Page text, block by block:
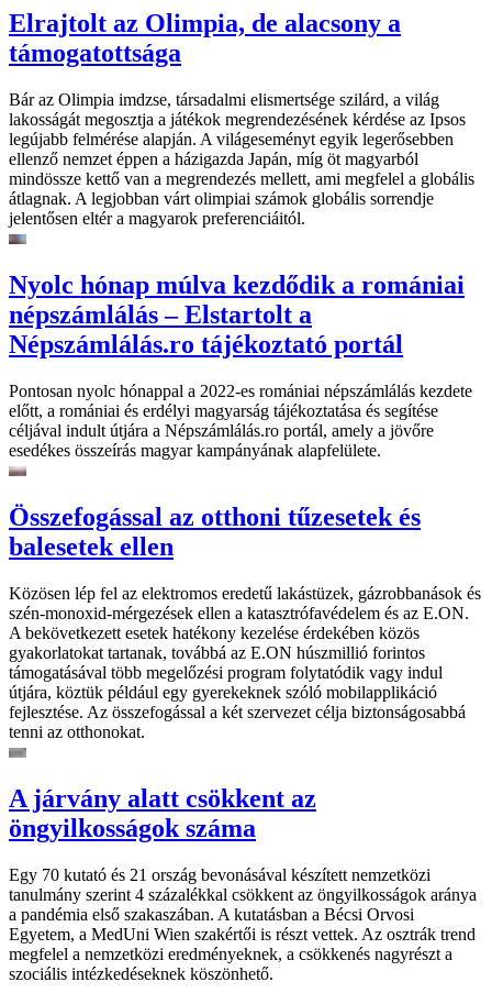
Elrajtolt az Olimpia, de alacsony a
támogatottsága
Bár az Olimpia imdzse, társadalmi elismertsége szilárd, a világ
lakosságát megosztja a játékok megrendezésének kérdése az Ipsos
legújabb felmérése alapján. A világeseményt egyik legerősebben
ellenző nemzet éppen a házigazda Japán, míg öt magyarból
mindössze kettő van a megrendezés mellett, ami megfelel a globális
átlagnak. A legjobban várt olimpiai számok globális sorrendje
jelentősen eltér a magyarok preferenciáitól.
Nyolc hónap múlva kezdődik a romániai
népszámlálás – Elstartolt a
Népszámlálás.ro tájékoztató portál
Pontosan nyolc hónappal a 2022-es romániai népszámlálás kezdete
előtt, a romániai és erdélyi magyarság tájékoztatása és segítése
céljával indult útjára a Népszámlálás.ro portál, amely a jövőre
esedékes összeírás magyar kampányának alapfelülete.
Összefogással az otthoni tűzesetek és
balesetek ellen
Közösen lép fel az elektromos eredetű lakástüzek, gázrobbanások és
szén-monoxid-mérgezések ellen a katasztrófavédelem és az E.ON.
A bekövetkezett esetek hatékony kezelése érdekében közös
gyakorlatokat tartanak, továbbá az E.ON húszmillió forintos
támogatásával több megelőzési program folytatódik vagy indul
útjára, köztük például egy gyerekeknek szóló mobilapplikáció
fejlesztése. Az összefogással a két szervezet célja biztonságosabbá
tenni az otthonokat.
A járvány alatt csökkent az
öngyilkosságok száma
Egy 70 kutató és 21 ország bevonásával készített nemzetközi
tanulmány szerint 4 százalékkal csökkent az öngyilkosságok aránya
a pandémia első szakaszában. A kutatásban a Bécsi Orvosi
Egyetem, a MedUni Wien szakértői is részt vettek. Az osztrák trend
megfelel a nemzetközi eredményeknek, a csökkenés nagyrészt a
szociális intézkedéseknek köszönhető.